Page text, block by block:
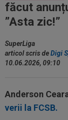
făcut
”Asta zic!”
SuperLiga
articol scris deDigi
10.06.2026, 09:10
Anderson
verii la FCSB.